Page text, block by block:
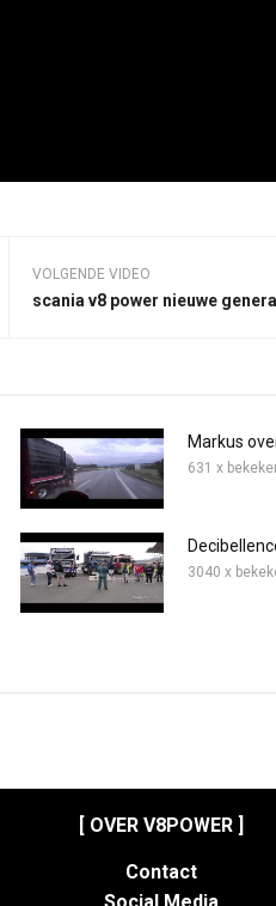
VOLGENDE VIDEO
scania v8 power nieuwe
Markus
631 x
3040 x
[ OVER V8POWER ]
Contact